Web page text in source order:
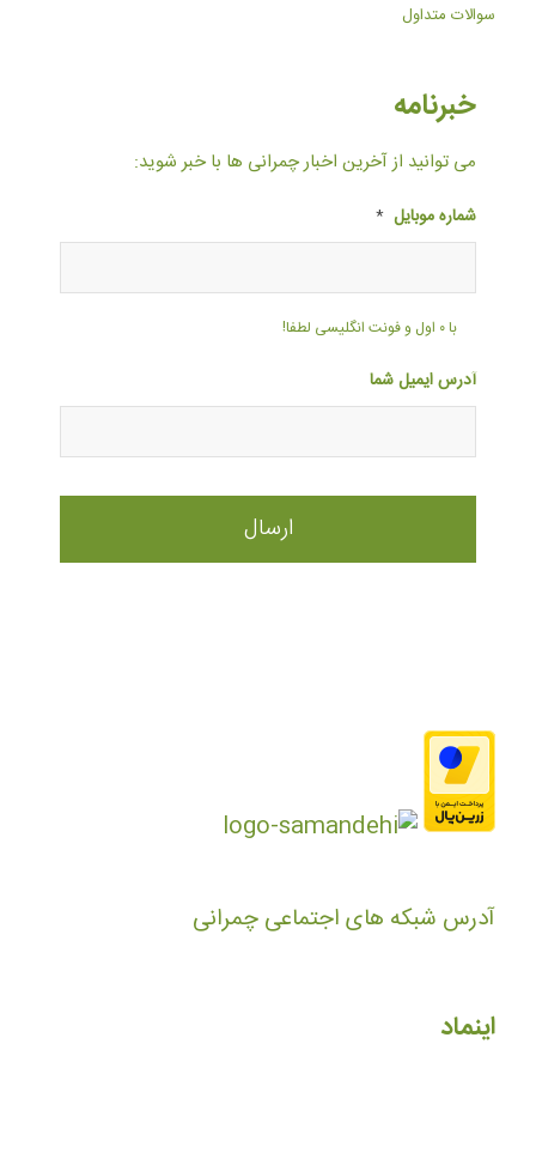
سوالات متداول
خبرنامه
می توانید از آخرین اخبار چمرانی ها با خبر شوید:
شماره موبایل *
با ۰ اول و فونت انگلیسی لطفا!
آدرس ایمیل شما
آدرس شبکه های اجتماعی چمرانی
اینماد